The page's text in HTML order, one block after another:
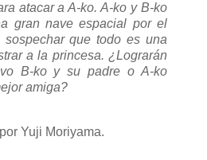
atacar a A-ko. A-ko y B-ko
gran nave espacial por el
que todo es una
a la princesa. ¿Lograrán
B-ko y su padre o A-ko
amiga?
Yuji Moriyama.